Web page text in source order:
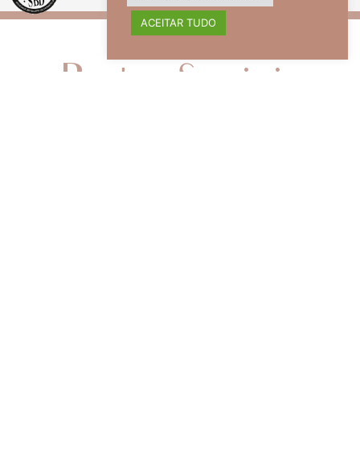
Redes Sociais
ACEITAR TUDO